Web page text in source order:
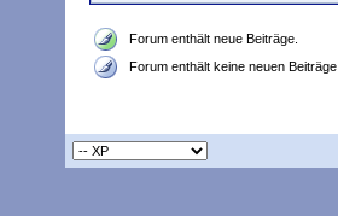
Forum enthält neue Beiträge.
Forum enthält keine neuen Beiträge.